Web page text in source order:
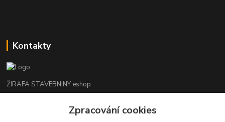
Kontakty
ŽIRAFA STAVEBNINY eshop
+420 312 685 342Zpracování cookies